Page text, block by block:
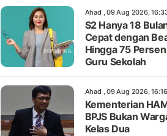
Ahad , 09 Aug 2026,
S2 Hanya 18
Cepat dengan
Hingga 75
Guru Sekolah
Ahad , 09 Aug 2026,
Kementerian
BPJS Bukan
Kelas Dua